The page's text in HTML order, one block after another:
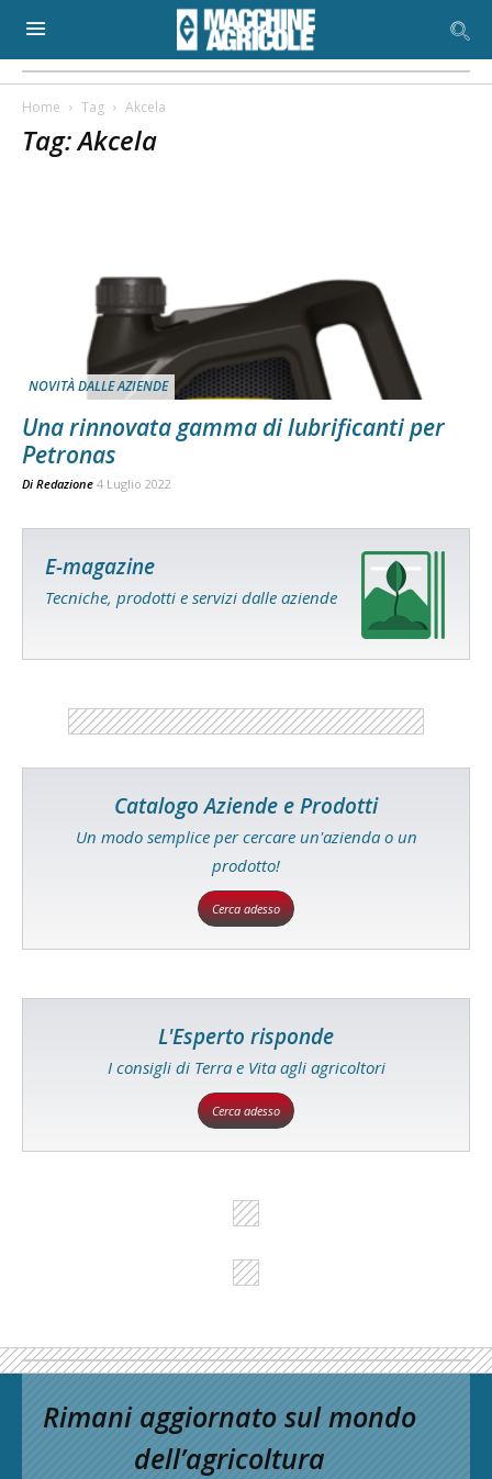
Home Tag Akcela
Tag: Akcela
NOVITÀ DALLE AZIENDE
Una rinnovata gamma di lubrificanti per
Petronas
Di Redazione 4 Luglio 2022
E-magazine
Tecniche, prodotti e servizi dalle aziende
Catalogo Aziende e Prodotti
Un modo semplice per cercare un'azienda o un
prodotto!
Cerca adesso
L'Esperto risponde
I consigli di Terra e Vita agli agricoltori
Cerca adesso
Rimani aggiornato sul mondo
dell’agricoltura